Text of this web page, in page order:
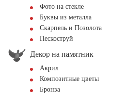
Фото на стекле
Буквы из металла
Скарпель и Позолота
Пескоструй
Декор на памятник
Акрил
Композитные цветы
Бронза